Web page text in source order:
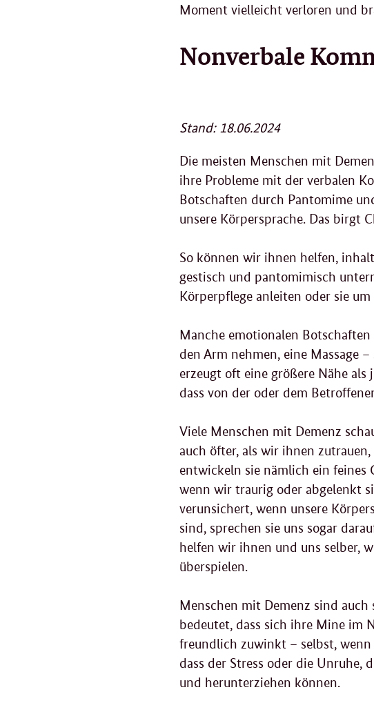
Moment vielleicht verloren und
Nonverbale
Stand: 18.06.2024
Die meisten Menschen mit
ihre Probleme mit der verbalen
Botschaften durch Pantomime
unsere Körpersprache. Das birgt
So können wir ihnen helfen,
gestisch und pantomimisch
Körperpflege anleiten oder sie
Manche emotionalen
den Arm nehmen, eine Massage
erzeugt oft eine größere Nähe
dass von der oder dem
Viele Menschen mit Demenz
auch öfter, als wir ihnen
entwickeln sie nämlich ein feines
wenn wir traurig oder abgelenkt
verunsichert, wenn unsere
sind, sprechen sie uns sogar
helfen wir ihnen und uns selber,
überspielen.
Menschen mit Demenz sind
bedeutet, dass sich ihre Mine im
freundlich zuwinkt – selbst,
dass der Stress oder die Unruhe,
und herunterziehen können.